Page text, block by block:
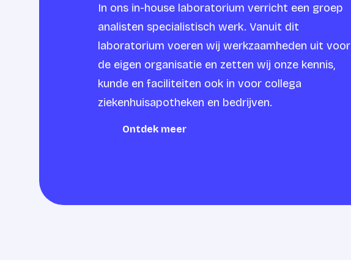
In ons in-house laboratorium verricht een groep
analisten specialistisch werk. Vanuit dit
laboratorium voeren wij werkzaamheden uit voor
de eigen organisatie en zetten wij onze kennis,
kunde en faciliteiten ook in voor collega
ziekenhuisapotheken en bedrijven.
Ontdek meer